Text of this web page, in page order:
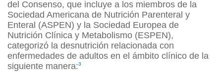
del Consenso, que incluye a los miembros de la
Sociedad Americana de Nutrición Parenteral y
Enteral (ASPEN) y la Sociedad Europea de
Nutrición Clínica y Metabolismo (ESPEN),
categorizó la desnutrición relacionada con
enfermedades de adultos en el ámbito clínico de la
siguiente manera:3